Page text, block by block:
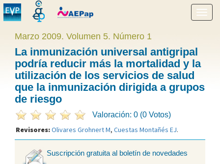
menú
Marzo 2009. Volumen 5. Número 1
La inmunización universal antigripal
podría reducir más la mortalidad y la
utilización de los servicios de salud
que la inmunización dirigida a grupos
de riesgo
Valoración: 0 (0 Votos)
Revisores:Olivares Grohnert M, Cuestas Montañés EJ.
Suscripción gratuita al boletín de novedades